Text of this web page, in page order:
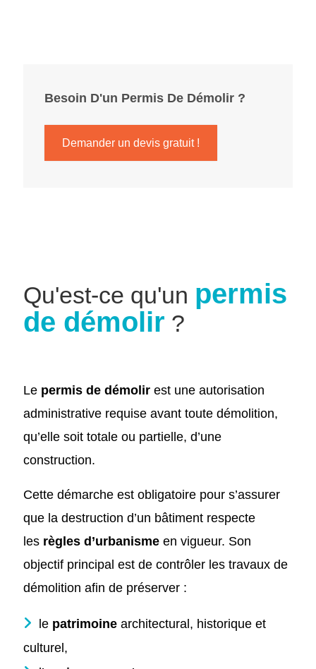
Besoin D'un Permis De Démolir ?
Demander un devis gratuit !
Qu'est-ce qu'un permis
de démolir ?
Le permis de démolir est une autorisation
administrative requise avant toute démolition,
qu’elle soit totale ou partielle, d’une
construction.
Cette démarche est obligatoire pour s’assurer
que la destruction d’un bâtiment respecte
les règles d’urbanisme en vigueur. Son
objectif principal est de contrôler les travaux de
démolition afin de préserver :
le patrimoine architectural, historique et
culturel,